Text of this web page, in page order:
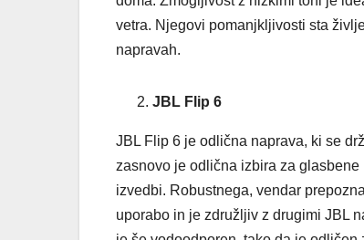
vetra. Njegovi pomanjkljivosti sta
napravah.
JBL Flip 6
JBL Flip 6 je odlična naprava, ki se
zasnovo je odlična izbira za
izvedbi. Robustnega, vendar
uporabo in je združljiv z drugimi JBL